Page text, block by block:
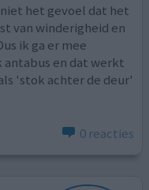
het gevoel dat het
van winderigheid en
ik ga er mee
antabus en dat werkt
'stok achter de deur'
0 reacties